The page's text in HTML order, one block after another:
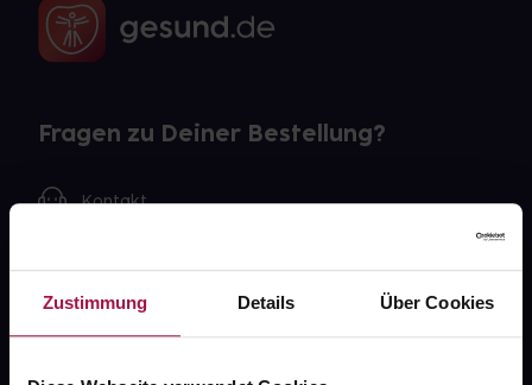
Zustimmung Details Über Cookies
Fragen zu Deiner Bestellung?
Kontakt
Widerrufsformular